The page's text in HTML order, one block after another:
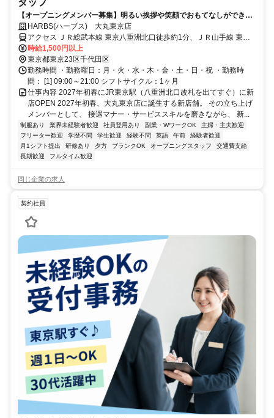
タッフ
【オープニングメンバー募集】明るい挨拶や笑顔でおもてなしができる
方歓迎｜未経験もOK｜シフト貢献度により昇給あり｜正社員登用制度あ
り
HARBS(ハーブス) 大丸東京店
アクセス ＪＲ総武本線 東京八重洲北口徒歩約1分、ＪＲ山手線 東京
八重洲北口徒歩約1分、東京メトロ東西線/ＪＲ中央本線 大手町（東京
都）B10口徒歩約3分
時給1,500円以上
東京都東京23区千代田区
勤務時間 ・勤務曜日：月・火・水・木・金・土・日・祝 ・勤務時
間： [1] 09:00～21:00 シフトサイクル：1ヶ月
仕事内容 2027年初春にJR東京駅（八重洲北口改札を出てすぐ）に新
店OPEN 2027年初春、大丸東京店に誕生する新店舗。 その立ち上げ
メンバーとして、 接遇マナー・サービススキルを磨きながら、 新...
制服あり 業界未経験者歓迎 社員登用あり 副業・WワークOK
主婦・主夫歓迎
フリーター歓迎
学歴不問 学生歓迎 経験不問 英語 午前
経験者歓迎
月1シフト提出
研修あり 夕方 ブランクOK オープニングスタッフ
交通費支給
長期歓迎
フルタイム歓迎
同じ企業の求人
契約社員